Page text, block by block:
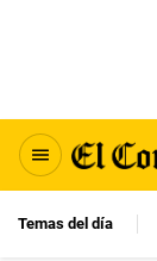
Temas del día